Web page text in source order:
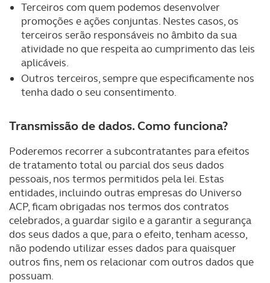
Terceiros com quem podemos desenvolver
promoções e ações conjuntas. Nestes casos, os
terceiros serão responsáveis no âmbito da sua
atividade no que respeita ao cumprimento das leis
aplicáveis.
Outros terceiros, sempre que especificamente nos
tenha dado o seu consentimento.
Transmissão de dados. Como funciona?
Poderemos recorrer a subcontratantes para efeitos
de tratamento total ou parcial dos seus dados
pessoais, nos termos permitidos pela lei. Estas
entidades, incluindo outras empresas do Universo
ACP, ficam obrigadas nos termos dos contratos
celebrados, a guardar sigilo e a garantir a segurança
dos seus dados a que, para o efeito, tenham acesso,
não podendo utilizar esses dados para quaisquer
outros fins, nem os relacionar com outros dados que
possuam.